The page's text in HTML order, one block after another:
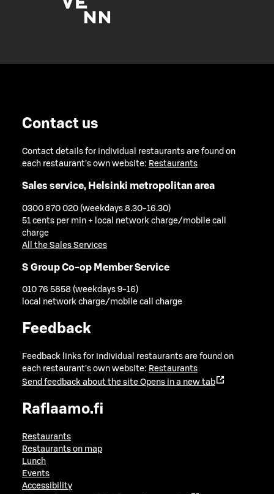
Contact us
Contact details for individual restaurants are found on
each restaurant's own website: Restaurants
Sales service, Helsinki metropolitan area
0300 870 020 (weekdays 8.30-16.30)
51 cents per min + local network charge/mobile call
charge
All the Sales Services
S Group Co-op Member Service
010 76 5858 (weekdays 9-16)
local network charge/mobile call charge
Feedback
Feedback links for individual restaurants are found on
each restaurant's own website: Restaurants
Send feedback about the site Opens in a new tab
Raflaamo.fi
Restaurants
Restaurants on map
Lunch
Events
Accessibility